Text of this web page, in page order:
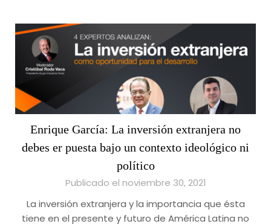
Enrique García: La inversión extranjera no
debes er puesta bajo un contexto ideológico ni
político
Publicado el noviembre 30, 2021
La inversión extranjera y la importancia que ésta
tiene en el presente y futuro de América Latina no